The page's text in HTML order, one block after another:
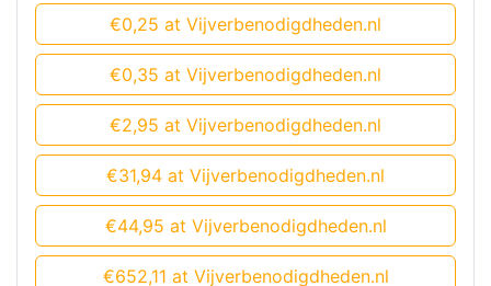
€0,25 at Vijverbenodigdheden.nl
€0,35 at Vijverbenodigdheden.nl
€2,95 at Vijverbenodigdheden.nl
€31,94 at Vijverbenodigdheden.nl
€44,95 at Vijverbenodigdheden.nl
€652,11 at Vijverbenodigdheden.nl